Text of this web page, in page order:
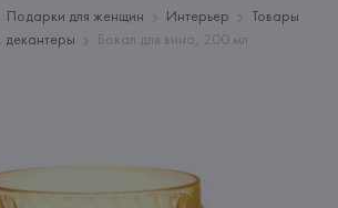
Подарки для женщин Интерьер
Товары
декантеры Бокал для вина, 200 мл